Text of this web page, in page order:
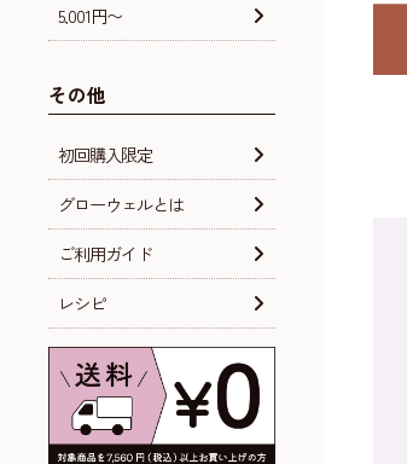
5,001円〜
その他
初回購入限定
グローウェルとは
ご利用ガイド
レシピ